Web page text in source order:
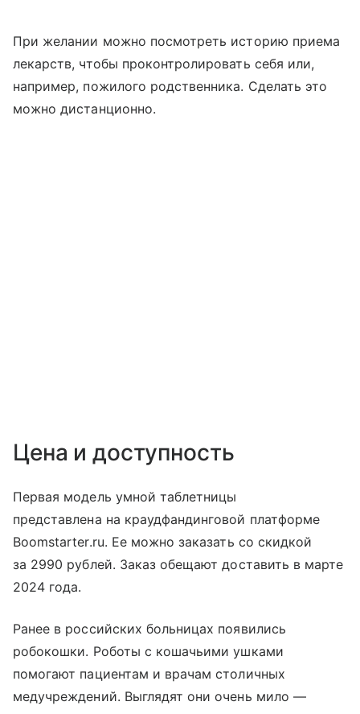
При желании можно посмотреть историю приема
лекарств, чтобы проконтролировать себя или,
например, пожилого родственника. Сделать это
можно дистанционно.
Цена и доступность
Первая модель умной таблетницы
представлена на краудфандинговой платформе
Boomstarter.ru. Ее можно заказать со скидкой
за 2990 рублей. Заказ обещают доставить в марте
2024 года.
Ранее в российских больницах появились
робокошки. Роботы с кошачьими ушками
помогают пациентам и врачам столичных
медучреждений. Выглядят они очень мило —